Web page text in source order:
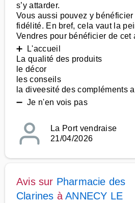
s’y attarder.
Vous aussi pouvez y bénéficier
fidélité. En bref, cela vaut la
Vendres pour bénéficier de cet
➕ L'accueil
La qualité des produits
le décor
les conseils
la diveesité des compléments
➖ Je n'en vois pas
La Port vendraise
21/04/2026
Avis sur Pharmacie des
Clarines àANNECY LE